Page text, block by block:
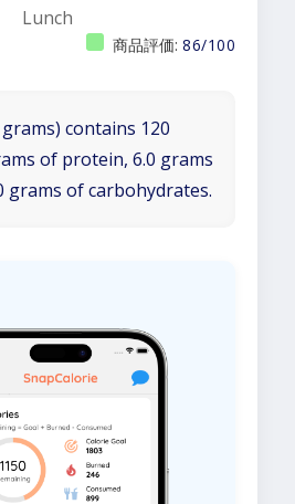
Lunch
商品評価: 86/100
contains 120
of protein, 6.0 grams
grams of carbohydrates.